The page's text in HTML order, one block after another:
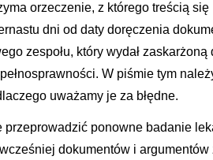
orzeczenie, z którego treścią
dni od daty doręczenia
zespołu, który wydał
W piśmie tym
uważamy je za błędne.
przeprowadzić ponowne badanie
dokumentów i